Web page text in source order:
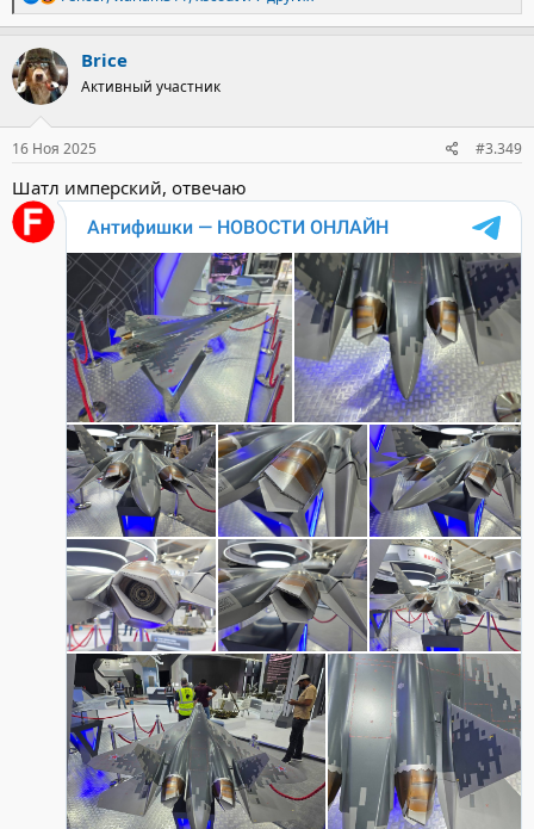
е
а
ц
и
:
Brice
Активный участник
16 Ноя 2025 #3.349
Шатл имперский, отвечаю